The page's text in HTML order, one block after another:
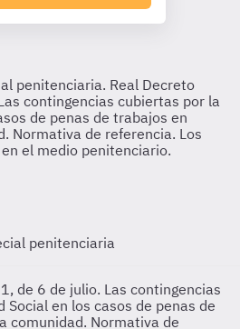
penitenciaria
de 6 de julio. Las contingencias
Social en los casos de penas de
comunidad. Normativa de